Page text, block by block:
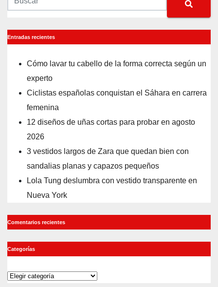
Entradas recientes
Cómo lavar tu cabello de la forma correcta según un
experto
Ciclistas españolas conquistan el Sáhara en carrera
femenina
12 diseños de uñas cortas para probar en agosto
2026
3 vestidos largos de Zara que quedan bien con
sandalias planas y capazos pequeños
Lola Tung deslumbra con vestido transparente en
Nueva York
Comentarios recientes
Categorías
Categorías